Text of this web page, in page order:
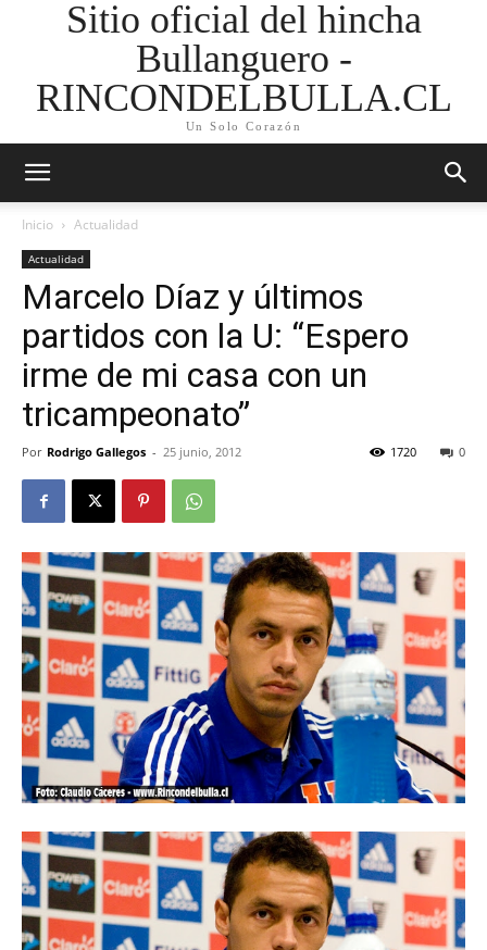
Sitio oficial del hincha
Bullanguero -
RINCONDELBULLA.CL
Un Solo Corazón
Inicio Actualidad
Actualidad
Marcelo Díaz y últimos
partidos con la U: “Espero
irme de mi casa con un
tricampeonato”
Por Rodrigo Gallegos - 25 junio, 2012 0
1720